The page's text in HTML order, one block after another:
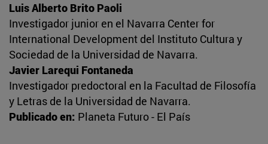
Luis Alberto Brito Paoli
Investigador junior en el Navarra Center for
International Development del Instituto Cultura y
Sociedad de la Universidad de Navarra.
Javier Larequi Fontaneda
Investigador predoctoral en la Facultad de Filosofía
y Letras de la Universidad de Navarra.
Publicado en: Planeta Futuro - El País